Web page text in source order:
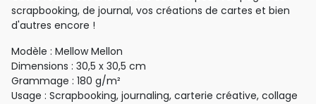
scrapbooking, de journal, vos créations de cartes et bien
d'autres encore !
Modèle : Mellow Mellon
Dimensions : 30,5 x 30,5 cm
Grammage : 180 g/m²
Usage : Scrapbooking, journaling, carterie créative, collage